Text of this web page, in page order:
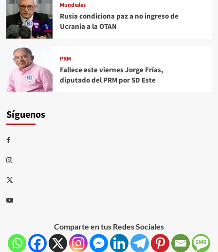
Mundiales
Rusia condiciona paz a no ingreso de
Ucrania a la OTAN
PRM
Fallece este viernes Jorge Frías,
diputado del PRM por SD Este
Síguenos
Comparte en tus Redes Sociales